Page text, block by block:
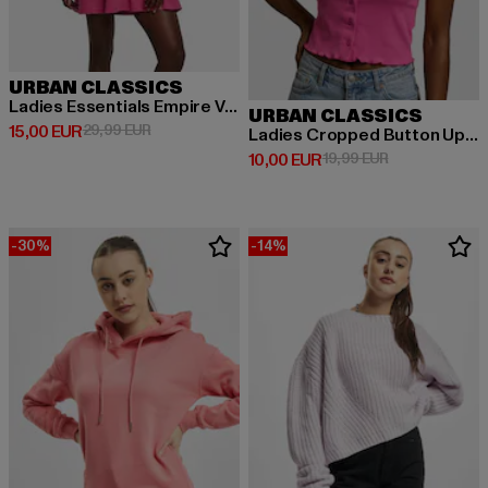
URBAN CLASSICS
Ladies Essentials Empire Valance
15,00 EUR
Derzeitiger Preis: 15,00 EUR
29,99 EURAktionspreis: 29,99 EUR
URBAN CLASSICS
Ladies Cropped Button Up Rib
10,00 EUR
Derzeitiger Preis: 10,00 EUR
19,99 EURAktionspreis:
-30% -14%